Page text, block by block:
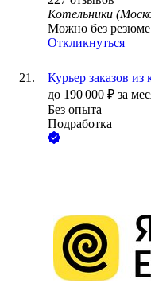
Котельники
Можно без резюме
Откликнуться
Курьер заказов из
до 190 000 ₽ за
Без опыта
Подработка